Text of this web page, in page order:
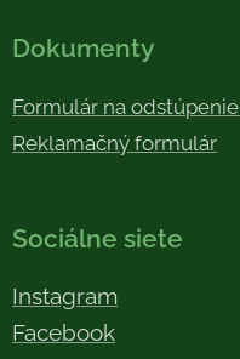
Dokumenty
Formulár na
Reklamačný formulár
Sociálne siete
Instagram
Facebook